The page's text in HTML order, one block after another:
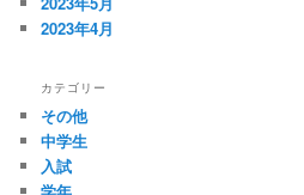
2023年4月
カテゴリー
その他
中学生
入試